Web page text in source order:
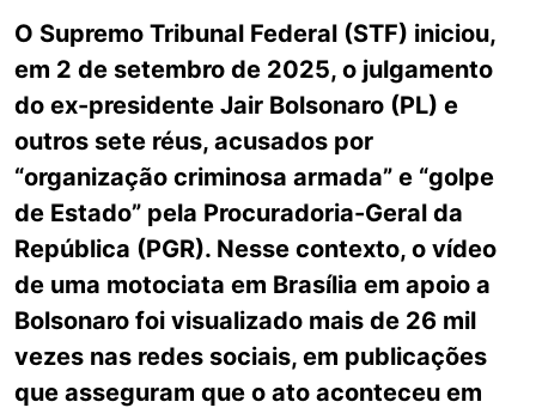
O Supremo Tribunal Federal (STF) iniciou,
em 2 de setembro de 2025, o julgamento
do ex-presidente Jair Bolsonaro (PL) e
outros sete réus, acusados por
“organização criminosa armada” e “golpe
de Estado” pela Procuradoria-Geral da
República (PGR). Nesse contexto, o vídeo
de uma motociata em Brasília em apoio a
Bolsonaro foi visualizado mais de 26 mil
vezes nas redes sociais, em publicações
que asseguram que o ato aconteceu em